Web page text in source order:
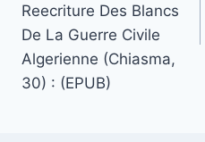
Reecriture Des Blancs
De La Guerre Civile
Algerienne (Chiasma,
30) : (EPUB)